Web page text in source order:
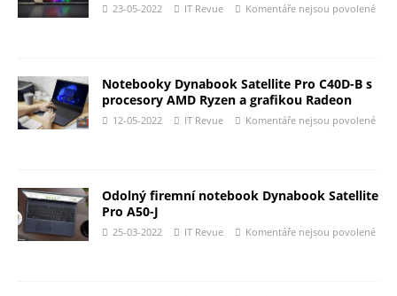
23-05-2022 IT Revue Komentáře nejsou povolené
Notebooky Dynabook Satellite Pro C40D-B s
procesory AMD Ryzen a grafikou Radeon
12-05-2022 IT Revue Komentáře nejsou povolené
Odolný firemní notebook Dynabook Satellite
Pro A50-J
25-03-2022 IT Revue Komentáře nejsou povolené